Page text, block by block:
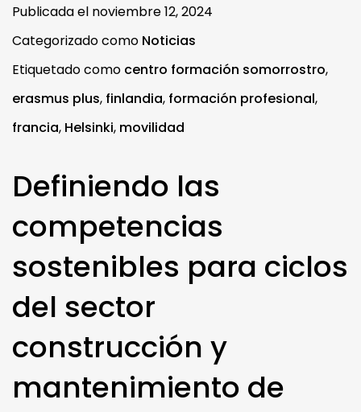
Publicada el noviembre 12, 2024
Categorizado como Noticias
Etiquetado como centro formación somorrostro,
erasmus plus, finlandia, formación profesional,
francia, Helsinki, movilidad
Definiendo las
competencias
sostenibles para ciclos
del sector
construcción y
mantenimiento de